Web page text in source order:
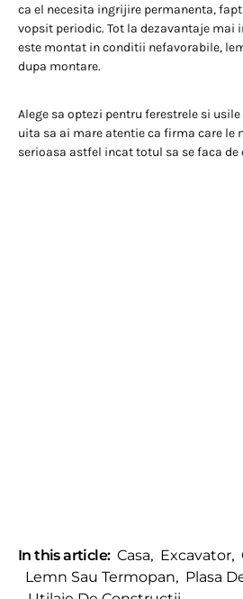
ca el necesita ingrijire permanenta,
vopsit periodic. Tot la dezavantaje mai
este montat in conditii nefavorabile,
dupa montare.
Alege sa optezi pentru ferestrele si
uita sa ai mare atentie ca firma care le
serioasa astfel incat totul sa se faca
In this article: Casa, Excavator,
Lemn Sau Termopan, Plasa